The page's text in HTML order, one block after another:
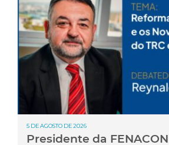
5 DE AGOSTO DE 2026
Presidente da